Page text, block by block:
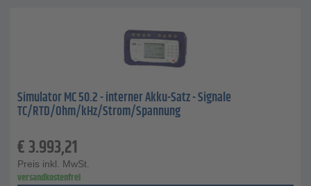
Simulator MC 50.2 - interner Akku-Satz - Signale
TC/RTD/Ohm/kHz/Strom/Spannung
€3.993,21
Preis inkl. MwSt.
versandkostenfrei